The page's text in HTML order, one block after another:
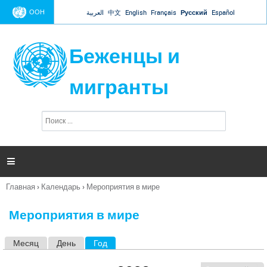
Jump to navigation
ООН العربية 中文 English Français Русский Español
Беженцы и
мигранты
п
и

Вы
Главная › Календарь › Мероприятия в мире
Мероприятия в мире
Месяц День Год